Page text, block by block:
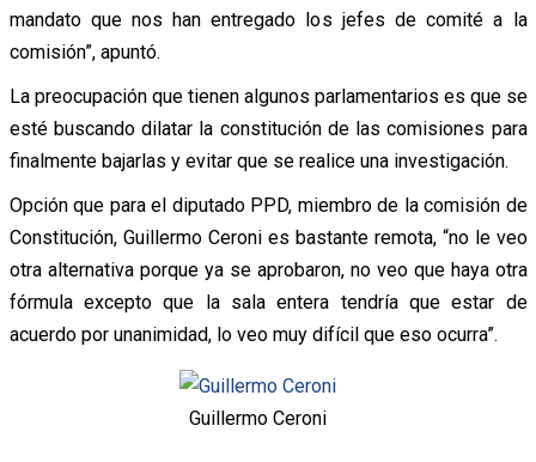
mandato que nos han entregado los jefes de comité a la
comisión”, apuntó.
La preocupación que tienen algunos parlamentarios es que se
esté buscando dilatar la constitución de las comisiones para
finalmente bajarlas y evitar que se realice una investigación.
Opción que para el diputado PPD, miembro de la comisión de
Constitución, Guillermo Ceroni es bastante remota, “no le veo
otra alternativa porque ya se aprobaron, no veo que haya otra
fórmula excepto que la sala entera tendría que estar de
acuerdo por unanimidad, lo veo muy difícil que eso ocurra”.
Guillermo Ceroni